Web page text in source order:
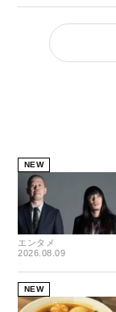
NEW
エンタメ
2026.08.09
NEW